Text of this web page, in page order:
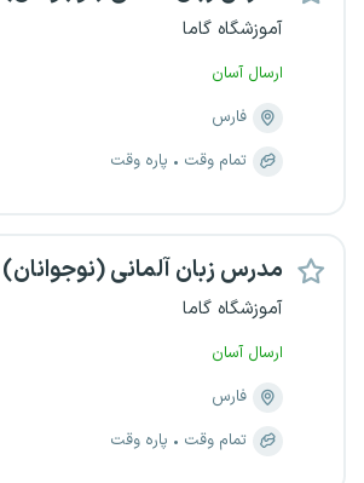
آموزشگاه گاما
ارسال آسان
فارس
تمام وقت
پاره وقت
مدرس زبان آلمانی (نوجوانان)
آموزشگاه گاما
ارسال آسان
فارس
تمام وقت
پاره وقت